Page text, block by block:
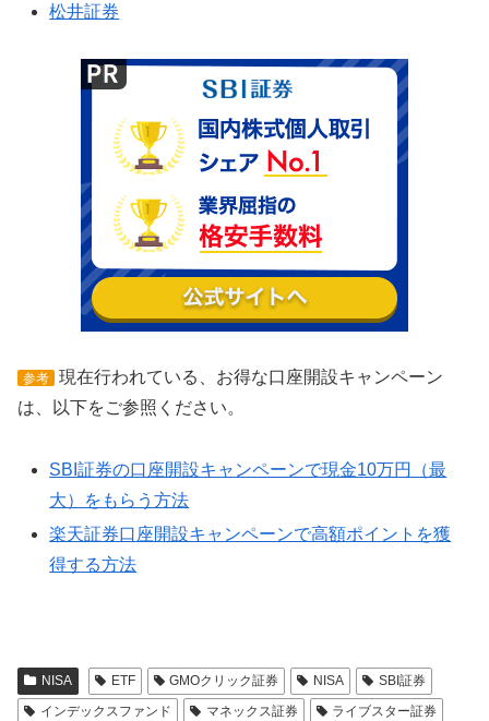
松井証券
参考
現在行われている、お得な口座開設キャンペーン
は、以下をご参照ください。
SBI証券の口座開設キャンペーンで現金10万円（最
大）をもらう方法
楽天証券口座開設キャンペーンで高額ポイントを獲
得する方法
NISA ETF GMOクリック証券 NISA
SBI証券
インデックスファンド
マネックス証券
ライブスター証券